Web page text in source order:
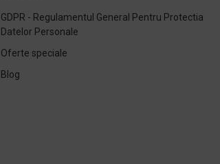
GDPR - Regulamentul General Pentru Protectia
Datelor Personale
Oferte speciale
Blog